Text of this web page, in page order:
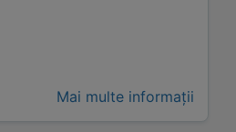
Mai multe informații